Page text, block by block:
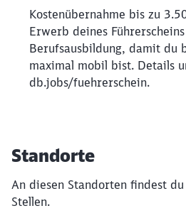
Kostenübernahme bis zu
Erwerb deines
Berufsausbildung, damit du
maximal mobil bist. Details
db.jobs/fuehrerschein.
Standorte
An diesen Standorten findest
Stellen.